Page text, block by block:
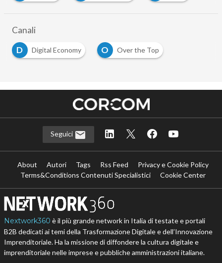
Canali
D
Digital Economy O Over the Top
Seguici
About Autori Tags Rss Feed
Privacy e Cookie Policy
Terms&Conditions Contenuti Specialistici
Cookie Center
Nextwork360 è il più grande network in Italia di testate e portali
B2B dedicati ai temi della Trasformazione Digitale e dell’Innovazione
Imprenditoriale. Ha la missione di diffondere la cultura digitale e
imprenditoriale nelle imprese e pubbliche amministrazioni italiane.